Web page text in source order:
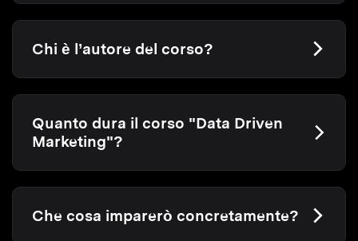
Chi è l’autore del corso?
Quanto dura il corso "Data Driven
Marketing"?
Che cosa imparerò concretamente?